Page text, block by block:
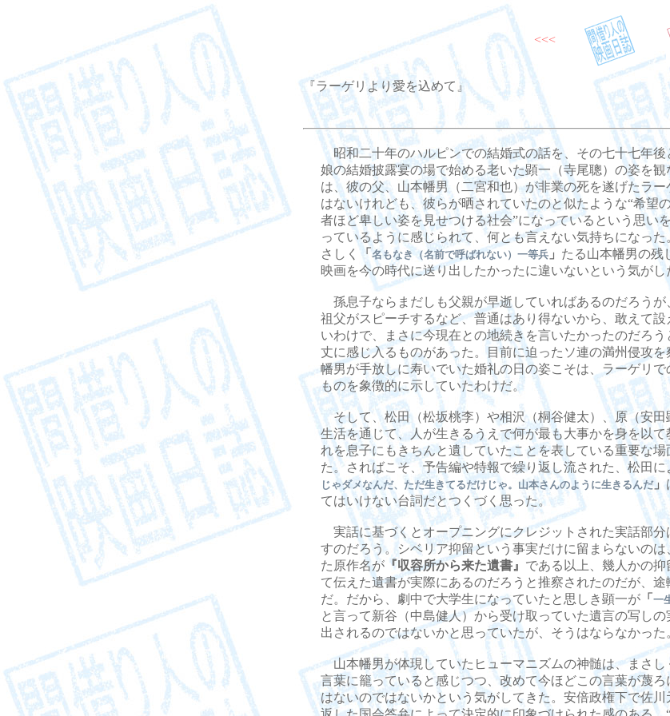
<<<
『ラーゲリより愛を込めて』
昭和二十年のハルピンでの結婚式の話を、その七十七年後
娘の結婚披露宴の場で始める老いた顕一（寺尾聰）の姿を観
は、彼の父、山本幡男（二宮和也）が非業の死を遂げたラ
はないけれども、彼らが晒されていたのと似たような“希望
者ほど卑しい姿を見せつける社会”になっているという思い
っているように感じられて、何とも言えない気持ちになった
さしく 「名もなき（名前で呼ばれない）一等兵 」 たる山本幡男の残
映画を今の時代に送り出したかったに違いないという気がし
孫息子ならまだしも父親が早逝していればあるのだろうが
祖父がスピーチするなど、普通はあり得ないから、敢えて
いわけで、まさに今現在との地続きを言いたかったのだろ
丈に感じ入るものがあった。目前に迫ったソ連の満州侵攻を
幡男が手放しに寿いでいた婚礼の日の姿こそは、ラーゲリ
ものを象徴的に示していたわけだ。
そして、松田（松坂桃李）や相沢（桐谷健太）、原（安田
生活を通じて、人が生きるうえで何が最も大事かを身を以
れを息子にもきちんと遺していたことを表している重要な場
た。さればこそ、予告編や特報で繰り返し流された、松田に
じゃダメなんだ、ただ生きてるだけじゃ。山本さんのように生きるんだ」
てはいけない台詞だとつくづく思った。
実話に基づくとオープニングにクレジットされた実話部分
すのだろう。シベリア抑留という事実だけに留まらないの
た原作名が 『収容所から来た遺書』 である以上、幾人かの抑
て伝えた遺書が実際にあるのだろうと推察されたのだが、途
だ。だから、劇中で大学生になっていたと思しき顕一が 「 一
と言って新谷（中島健人）から受け取っていた遺言の写しの
出されるのではないかと思っていたが、そうはならなかった
山本幡男が体現していたヒューマニズムの神髄は、まさし
言葉に籠っていると感じつつ、改めて今ほどこの言葉が蔑
はないのではないかという気がしてきた。安倍政権下で佐川